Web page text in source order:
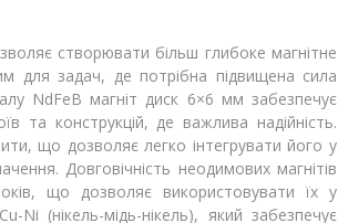
створювати більш глибоке магнітне
для задач, де потрібна підвищена сила
NdFeB магніт диск 6×6 мм забезпечує
та конструкцій, де важлива надійність.
що дозволяє легко інтегрувати його у
Довговічність неодимових магнітів
що дозволяє використовувати їх у
(нікель-мідь-нікель), який забезпечує